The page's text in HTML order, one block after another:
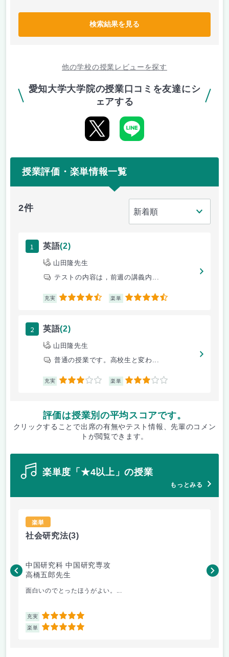
検索結果を見る
他の学校の授業レビューを探す
愛知大学大学院の授業口コミを友達にシ
ェアする
授業評価・楽単情報一覧
2件
1 英語(2)
山田隆先生
テストの内容は，前週の講義内...
充実 4.5 楽単 4.5
2 英語(2)
山田隆先生
普通の授業です。高校生と変わ...
充実 3 楽単 3
評価は授業別の平均スコアです。
クリックすることで出席の有無やテスト情報、先輩のコメン
トが閲覧できます。
楽単度「★4以上」の授業
もっとみる
楽単
社会研究法(3)
中国研究科 中国研究専攻
高橋五郎先生
面白いのでとったほうがよい。...
充実 5
楽単 5
木